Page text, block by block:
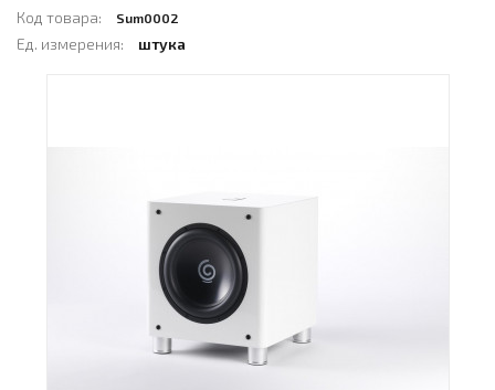
Код товара: Sum0002
Ед. измерения: штука